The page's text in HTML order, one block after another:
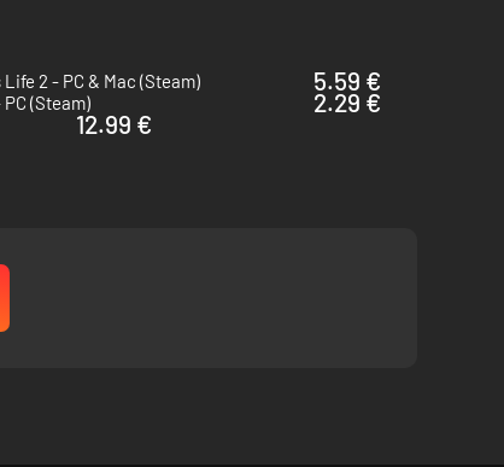
Life 2 - PC & Mac (Steam)
5.59 €
(Steam)
2.29 €
12.99 €